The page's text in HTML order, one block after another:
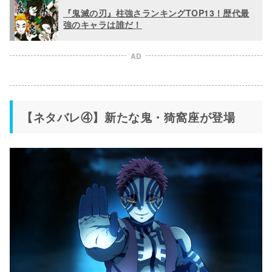
『鬼滅の刃』柱強さランキングTOP13！歴代最
強のキャラは誰だ！
AD
【ネタバレ④】新たな鬼・猗窩座が登場